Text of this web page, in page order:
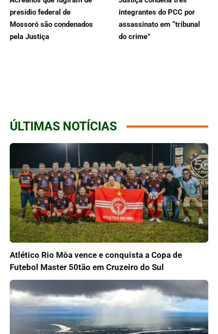
presídio federal de
Mossoró são condenados
pela Justiça
integrantes do PCC por
assassinato em “tribunal
do crime”
ÚLTIMAS NOTÍCIAS
Atlético Rio Môa vence e conquista a Copa de
Futebol Master 50tão em Cruzeiro do Sul